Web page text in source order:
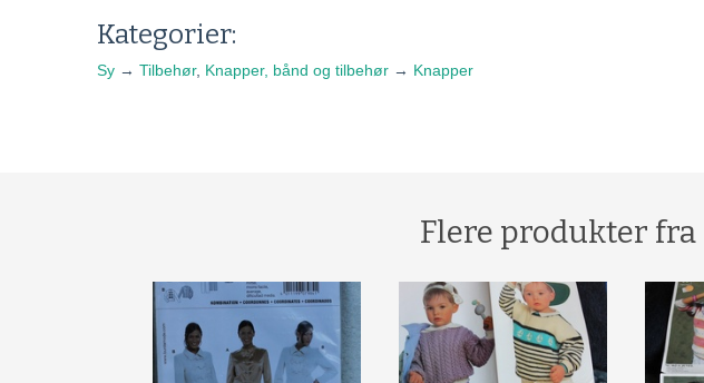
Kategorier:
Sy → Tilbehør, Knapper, bånd og tilbehør → Knapper
Flere produkter fra